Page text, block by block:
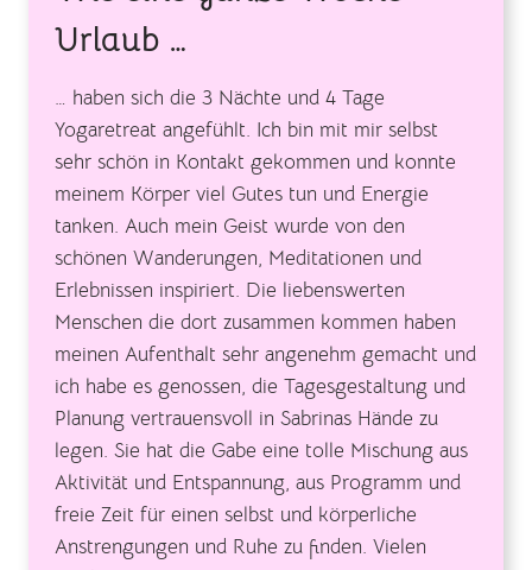
Urlaub …
… haben sich die 3 Nächte und 4 Tage
Yogaretreat angefühlt. Ich bin mit mir selbst
sehr schön in Kontakt gekommen und konnte
meinem Körper viel Gutes tun und Energie
tanken. Auch mein Geist wurde von den
schönen Wanderungen, Meditationen und
Erlebnissen inspiriert. Die liebenswerten
Menschen die dort zusammen kommen haben
meinen Aufenthalt sehr angenehm gemacht und
ich habe es genossen, die Tagesgestaltung und
Planung vertrauensvoll in Sabrinas Hände zu
legen. Sie hat die Gabe eine tolle Mischung aus
Aktivität und Entspannung, aus Programm und
freie Zeit für einen selbst und körperliche
Anstrengungen und Ruhe zu finden. Vielen